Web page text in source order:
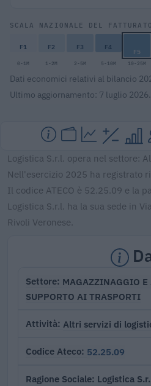
SCALA NAZIONALE DEL FATTURATO
F1 F2 F3 F4 F5
0-1M 1-2M 2-5M 5-10M 10-25M
Dati economici relativi al bilancio
Ultimo aggiornamento: 7 luglio 2026.
Logistica S.r.l. opera nel settore:
Nell'esercizio 2025 ha registrato
Il codice ATECO è 52.25.09 e la
Logistica S.r.l. ha la sua sede in
Rivoli Veronese.
Settore MAGAZZINAGGIO
SUPPORTO AI TRASPORTI
Attività Altri servizi di
Codice Ateco 52.25.09
Ragione Sociale Logistica